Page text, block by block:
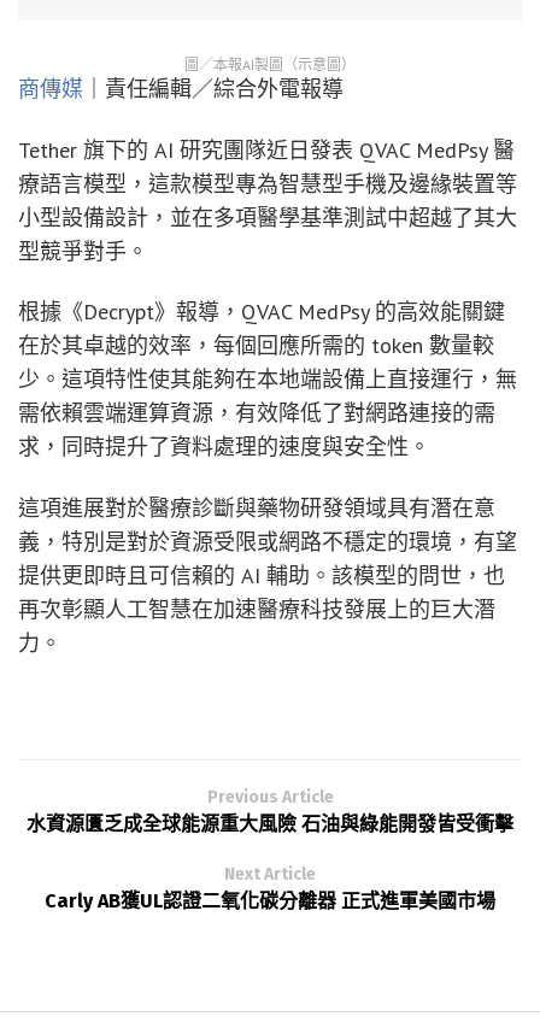
圖／本報AI製圖（示意圖）
商傳媒 ｜責任編輯／綜合外電報導
Tether 旗下的 AI 研究團隊近日發表 QVAC MedPsy 醫
療語言模型，這款模型專為智慧型手機及邊緣裝置等
小型設備設計，並在多項醫學基準測試中超越了其大
型競爭對手。
根據《Decrypt》報導，QVAC MedPsy 的高效能關鍵
在於其卓越的效率，每個回應所需的 token 數量較
少。這項特性使其能夠在本地端設備上直接運行，無
需依賴雲端運算資源，有效降低了對網路連接的需
求，同時提升了資料處理的速度與安全性。
這項進展對於醫療診斷與藥物研發領域具有潛在意
義，特別是對於資源受限或網路不穩定的環境，有望
提供更即時且可信賴的 AI 輔助。該模型的問世，也
再次彰顯人工智慧在加速醫療科技發展上的巨大潛
力。
Previous Article
水資源匱乏成全球能源重大風險 石油與綠能開發皆受衝擊
Next Article
Carly AB獲UL認證二氧化碳分離器 正式進軍美國市場